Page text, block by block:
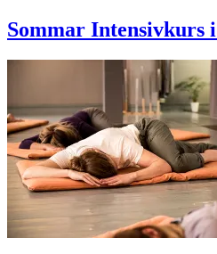
Sommar Intensivkurs